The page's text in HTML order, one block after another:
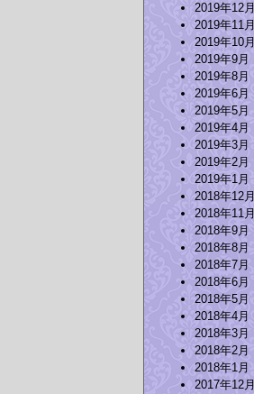
2019年12月
2019年11月
2019年10月
2019年9月
2019年8月
2019年6月
2019年5月
2019年4月
2019年3月
2019年2月
2019年1月
2018年12月
2018年11月
2018年9月
2018年8月
2018年7月
2018年6月
2018年5月
2018年4月
2018年3月
2018年2月
2018年1月
2017年12月